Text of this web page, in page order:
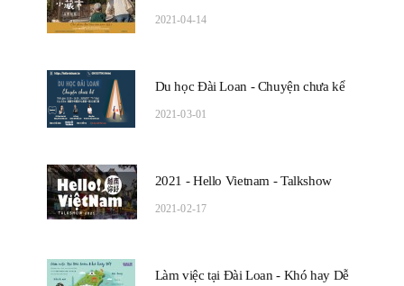
2021-04-14
Du học Đài Loan - Chuyện chưa kể
2021-03-01
2021 - Hello Vietnam - Talkshow
2021-02-17
Làm việc tại Đài Loan - Khó hay Dễ